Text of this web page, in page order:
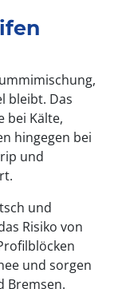
bleibt. Das
bei Kälte,
hingegen bei
und
und
Risiko von
und sorgen
Bremsen.